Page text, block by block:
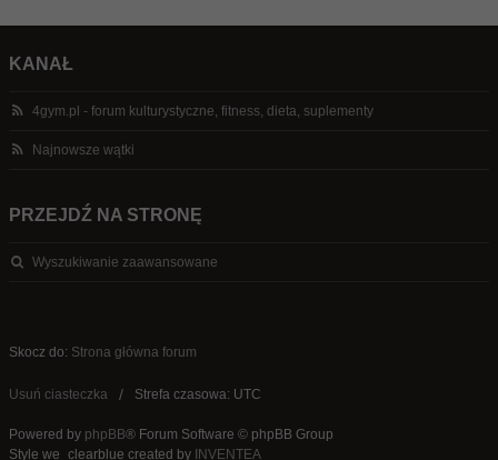
KANAŁ
4gym.pl - forum kulturystyczne, fitness, dieta, suplementy
Najnowsze wątki
PRZEJDŹ NA STRONĘ
Wyszukiwanie zaawansowane
Skocz do: Strona główna forum
Usuń ciasteczka Strefa czasowa: UTC
Powered by phpBB® Forum Software © phpBB Group
Style we_clearblue created by INVENTEA